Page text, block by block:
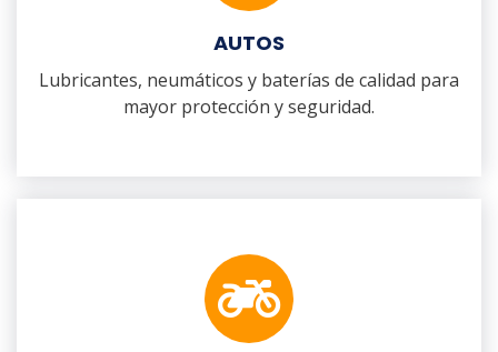
AUTOS
Lubricantes, neumáticos y baterías de calidad para
mayor protección y seguridad.